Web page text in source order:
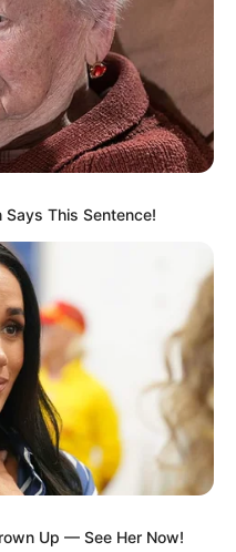
Says This Sentence!
Up — See Her Now!